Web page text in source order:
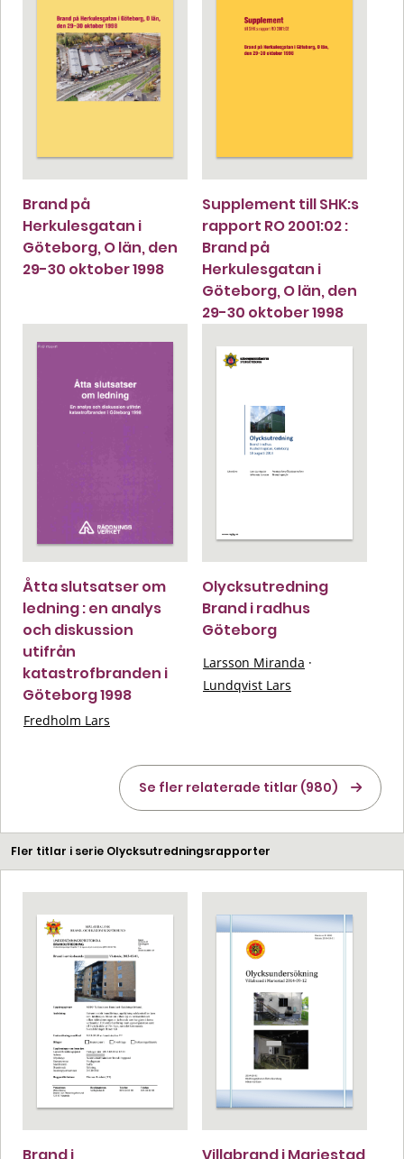
Brand på
Herkulesgatan i
Göteborg, O län, den
29-30 oktober 1998
Supplement till SHK:s
rapport RO 2001:02 :
Brand på
Herkulesgatan i
Göteborg, O län, den
29-30 oktober 1998
Åtta slutsatser om
ledning : en analys
och diskussion
utifrån
katastrofbranden i
Göteborg 1998
Fredholm Lars
Olycksutredning
Brand i radhus
Göteborg
Larsson Miranda ·
Lundqvist Lars
Se fler relaterade titlar (980)
Fler titlar i serie Olycksutredningsrapporter